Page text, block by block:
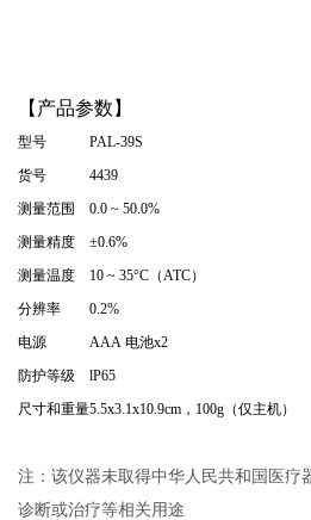
【产品参数】
型号
PAL-39S
货号
4439
测量范围
0.0~ 50.0%
测量精度
±0.6%
测量温度
10~ 35°C（ATC）
分辨率
0.2%
电源
AAA 电池x2
防护等级
lP65
尺寸和重量5.5x3.1x10.9cm，100g（仅主机）
注：该仪器未取得中华人民共和国医疗
诊断或治疗等相关用途